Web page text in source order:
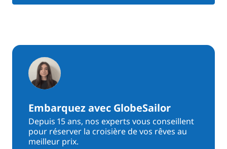
Embarquez avec GlobeSailor
Depuis 15 ans, nos experts vous conseillent
pour réserver la croisière de vos rêves au
meilleur prix.